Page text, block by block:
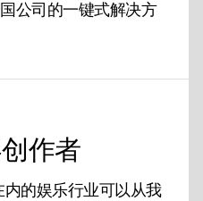
公司的一键式解决方
作者
内的娱乐行业可以从我